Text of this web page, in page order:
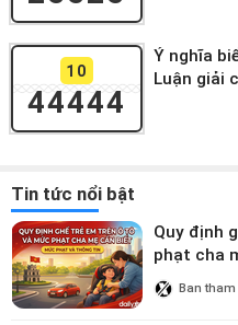
10
44444
Ý nghĩa
Luận giải
Tin tức nổi bật
Quy định
phạt cha
Ban tham